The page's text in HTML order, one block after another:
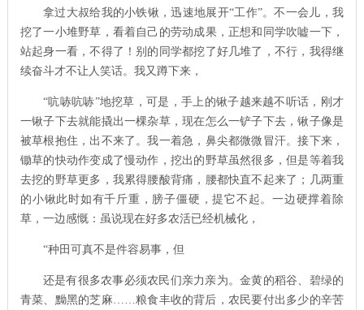
拿过大叔给我的小铁锹，迅速地展开“工作”。不一会儿，我
挖了一小堆野草，看着自己的劳动成果，正想和同学吹嘘一下，
站起身一看，不得了！别的同学都挖了好几堆了，不行，我得继
续奋斗才不让人笑话。我又蹲下来，
“吭哧吭哧”地挖草，可是，手上的锹子越来越不听话，刚才
一锹子下去就能撬出一棵杂草，现在怎么一铲子下去，锹子像是
被草根抱住，出不来了。我一着急，鼻尖都微微冒汗。接下来，
锄草的快动作变成了慢动作，挖出的野草虽然很多，但是等着我
去挖的野草更多，我累得腰酸背痛，腰都快直不起来了；几两重
的小锹此时如有千斤重，膀子僵硬，提它不起。一边硬撑着除
草，一边感慨：虽说现在好多农活已经机械化，
“种田可真不是件容易事，但
还是有很多农事必须农民们亲力亲为。金黄的稻谷、碧绿的
青菜、黝黑的芝麻……粮食丰收的背后，农民要付出多少的辛苦